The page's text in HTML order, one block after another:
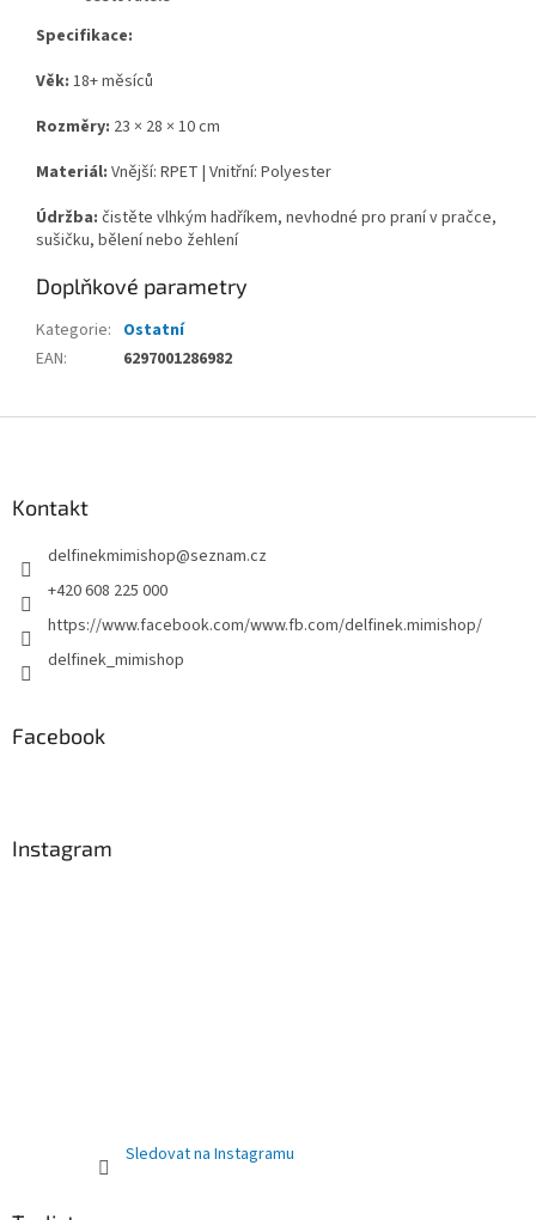
Specifikace:
Věk: 18+ měsíců
Rozměry: 23 × 28 × 10 cm
Materiál: Vnější: RPET | Vnitřní: Polyester
Údržba: čistěte vlhkým hadříkem, nevhodné pro praní v pračce,
sušičku, bělení nebo žehlení
Doplňkové parametry
Kategorie: Ostatní
EAN: 6297001286982
Kontakt
delfinekmimishop@seznam.cz
+420 608 225 000
https://www.facebook.com/www.fb.com/delfinek.mimishop/
delfinek_mimishop
Facebook
Instagram
Sledovat na Instagramu